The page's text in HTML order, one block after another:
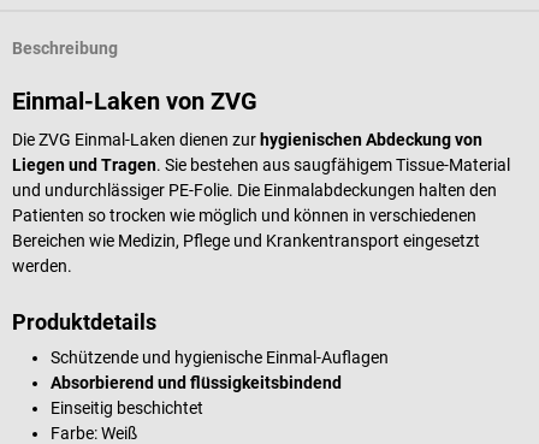
Beschreibung
Einmal-Laken von ZVG
Die ZVG Einmal-Laken dienen zur hygienischen Abdeckung von
Liegen und Tragen. Sie bestehen aus saugfähigem Tissue-Material
und undurchlässiger PE-Folie. Die Einmalabdeckungen halten den
Patienten so trocken wie möglich und können in verschiedenen
Bereichen wie Medizin, Pflege und Krankentransport eingesetzt
werden.
Produktdetails
Schützende und hygienische Einmal-Auflagen
Absorbierend und flüssigkeitsbindend
Einseitig beschichtet
Farbe: Weiß